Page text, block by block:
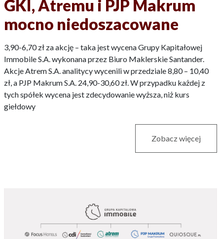
GKI, Atremu i PJP Makrum
mocno niedoszacowane
3,90-6,70 zł za akcję – taka jest wycena Grupy Kapitałowej
Immobile S.A. wykonana przez Biuro Maklerskie Santander.
Akcje Atrem S.A. analitycy wycenili w przedziale 8,80 – 10,40
zł, a PJP Makrum S.A. 24,90-30,60 zł. W przypadku każdej z
tych spółek wycena jest zdecydowanie wyższa, niż kurs
giełdowy
Zobacz więcej